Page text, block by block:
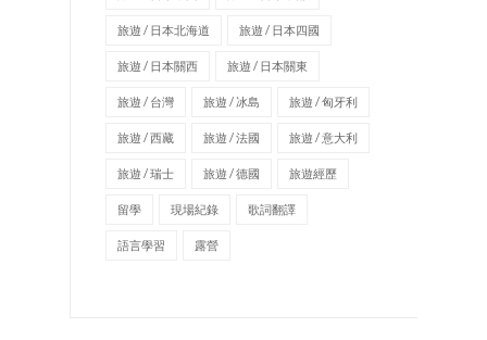
旅遊 / 日本北海道 旅遊 / 日本四國
旅遊 / 日本關西 旅遊 / 日本關東
旅遊 / 台灣 旅遊 / 冰島 旅遊 / 匈牙利
旅遊 / 西藏 旅遊 / 法國 旅遊 / 意大利
旅遊 / 瑞士 旅遊 / 德國 旅遊經歷
留學 現場紀錄 歌詞翻譯
語言學習 露營